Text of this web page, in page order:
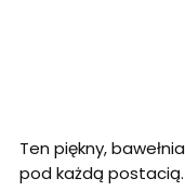
Ten piękny,
pod każdą postacią.